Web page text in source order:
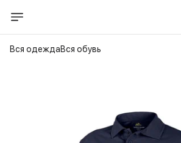
Вся одеждаВся обувь